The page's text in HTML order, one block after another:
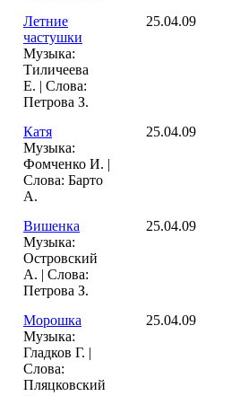
Летние
частушки
Музыка:
Тиличеева
Е. | Слова:
Петрова З.
25.04.09
Катя
Музыка:
Фомченко И. |
Слова: Барто
А.
25.04.09
Вишенка
Музыка:
Островский
А. | Слова:
Петрова З.
25.04.09
Морошка
Музыка:
Гладков Г. |
Слова:
Пляцковский
25.04.09